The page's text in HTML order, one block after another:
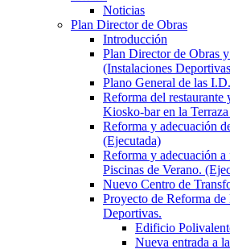
Noticias
Plan Director de Obras
Introducción
Plan Director de Obras
(Instalaciones
Plano General de las
Reforma del
Kiosko-bar en la
Reforma y adecuación
(Ejecutada)
Reforma y adecuación a
Piscinas de Verano.
Nuevo Centro de
Proyecto de Reforma de
Deportivas.
Edificio
Nueva entrada a